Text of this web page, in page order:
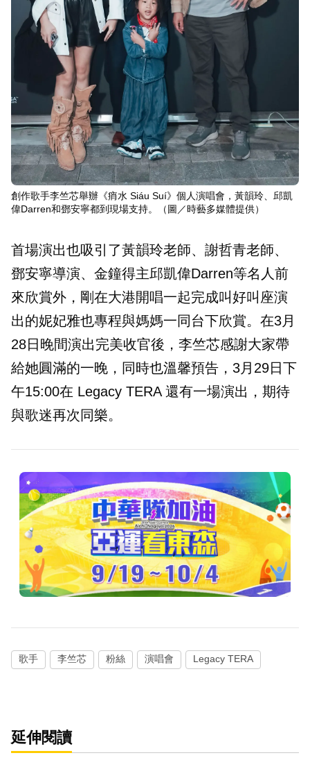
創作歌手李竺芯舉辦《痟水 Siáu Suí》個人演唱會，黃韻玲、邱凱
偉Darren和鄧安寧都到現場支持。（圖／時藝多媒體提供）
首場演出也吸引了黃韻玲老師、謝哲青老師、
鄧安寧導演、金鐘得主邱凱偉Darren等名人前
來欣賞外，剛在大港開唱一起完成叫好叫座演
出的妮妃雅也專程與媽媽一同台下欣賞。在3月
28日晚間演出完美收官後，李竺芯感謝大家帶
給她圓滿的一晚，同時也溫馨預告，3月29日下
午15:00在 Legacy TERA 還有一場演出，期待
與歌迷再次同樂。
歌手 李竺芯 粉絲 演唱會 Legacy TERA
延伸閱讀